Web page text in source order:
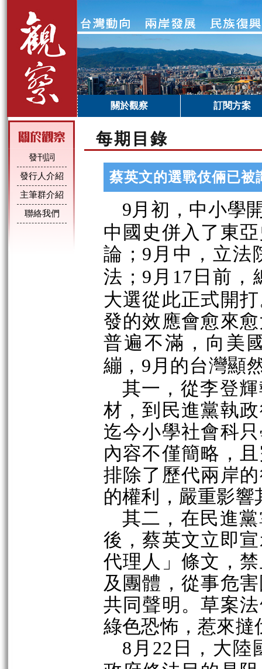
關於觀察 訂閱方案
發刊詞
發行人介紹
主筆群介紹
聯絡我們
每期目錄
蔡英文的選戰伎倆已被
9月初，中小學
中國史併入了東
論 ； 9 月中，立法
法； 9 月 17 日前，
大選從此正式開
發的效應會愈來
普遍不滿，向美
繃， 9 月的台灣顯
其一，從李登
材，到民進黨執
迄今小學社會科
內容不僅簡略，
排除了歷代兩岸
的權利，嚴重影
其二，在民進
後，蔡英文立即
代理人」條文，
及團體，從事危
共同聲明。草案
綠色恐怖，惹來撻
8 月 22 日，大陸